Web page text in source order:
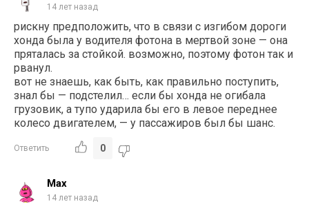
14 лет назад
рискну предположить, что в связи с изгибом дороги
хонда была у водителя фотона в мертвой зоне — она
пряталась за стойкой. возможно, поэтому фотон так и
рванул.
вот не знаешь, как быть, как правильно поступить,
знал бы — подстелил… если бы хонда не огибала
грузовик, а тупо ударила бы его в левое переднее
колесо двигателем, — у пассажиров был бы шанс.
Ответить 0
Max
14 лет назад